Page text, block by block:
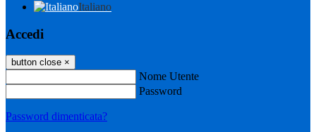
Italiano
Accedi
button close ×
Nome Utente
Password
Password dimenticata?